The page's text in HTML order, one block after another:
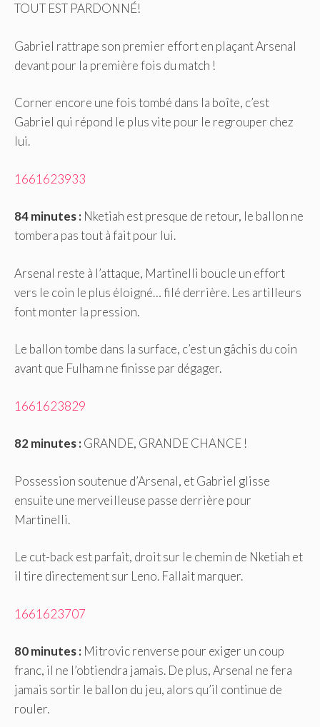
TOUT EST PARDONNÉ!
Gabriel rattrape son premier effort en plaçant Arsenal
devant pour la première fois du match !
Corner encore une fois tombé dans la boîte, c’est
Gabriel qui répond le plus vite pour le regrouper chez
lui.
1661623933
84 minutes : Nketiah est presque de retour, le ballon ne
tombera pas tout à fait pour lui.
Arsenal reste à l’attaque, Martinelli boucle un effort
vers le coin le plus éloigné… filé derrière. Les artilleurs
font monter la pression.
Le ballon tombe dans la surface, c’est un gâchis du coin
avant que Fulham ne finisse par dégager.
1661623829
82 minutes :GRANDE, GRANDE CHANCE !
Possession soutenue d’Arsenal, et Gabriel glisse
ensuite une merveilleuse passe derrière pour
Martinelli.
Le cut-back est parfait, droit sur le chemin de Nketiah et
il tire directement sur Leno. Fallait marquer.
1661623707
80 minutes : Mitrovic renverse pour exiger un coup
franc, il ne l’obtiendra jamais. De plus, Arsenal ne fera
jamais sortir le ballon du jeu, alors qu’il continue de
rouler.